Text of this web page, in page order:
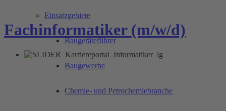
Einsatzgebiete
Baugeräteführer
Baugewerbe
Chemie- und Petrochemiebranche
Fachinformatiker (m/w/d)